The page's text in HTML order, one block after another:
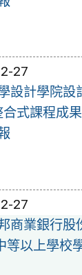
27
設計學院設
式課程成果
27
商業銀行股
等以上學校